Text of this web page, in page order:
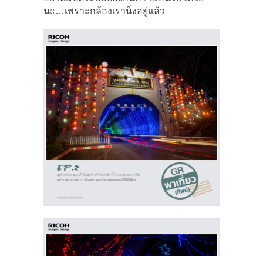
นะ…เพราะกล้องเรานิ่งอยู่แล้ว